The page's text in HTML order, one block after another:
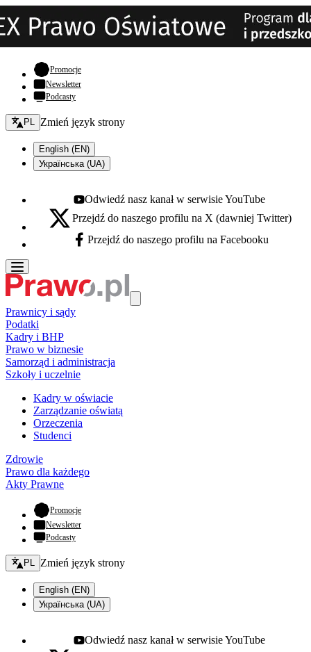
Promocje- otwiera się w nowej karcie
Newsletter
Podcasty
Zmień język - bieżący:
PL Zmień język strony
English (EN)
Українська (UA)
Youtube - otwiera się w nowej karcie
Odwiedź nasz kanał w serwisie YouTube
X - otwiera się w nowej karcie
Przejdź do naszego profilu na X (dawniej Twitter)
Facebook - otwiera się w nowej karcie
Przejdź do naszego profilu na Facebooku
Prawnicy i sądy
Podatki
Kadry i BHP
Prawo w biznesie
Samorząd i administracja
Szkoły i uczelnie
Kadry w oświacie
Zarządzanie oświatą
Orzeczenia
Studenci
Zdrowie
Prawo dla każdego
Akty Prawne
Promocje- otwiera się w nowej karcie
Newsletter
Podcasty
Zmień język - bieżący:
PL Zmień język strony
English (EN)
Українська (UA)
Youtube - otwiera się w nowej karcie
Odwiedź nasz kanał w serwisie YouTube